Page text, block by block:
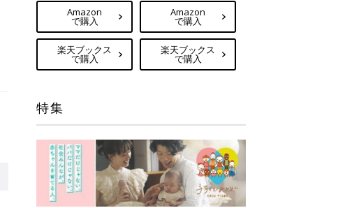
Amazon
で購入
楽天ブックス
で購入
Amazon
で購入
楽天ブックス
で購入
特集